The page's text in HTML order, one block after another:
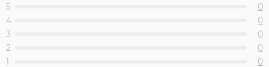
5
0
4
0
3
0
2
0
1
0